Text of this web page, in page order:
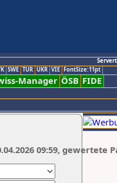
SWE TUR UKR VIE FontSize:11pt
Manager ÖSB FIDE
09:59, gewertete